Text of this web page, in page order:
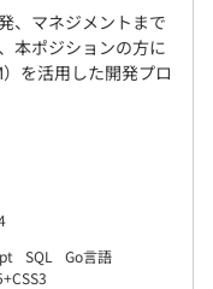
、マネジメントまで
本ポジションの方に
を活用した開発プロ
SQL
Go言語